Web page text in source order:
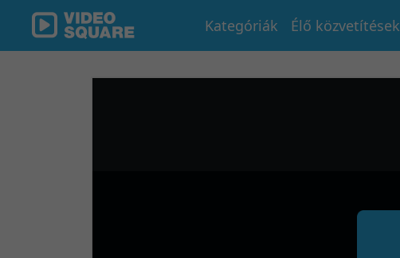
Kategóriák Élő közvetítések